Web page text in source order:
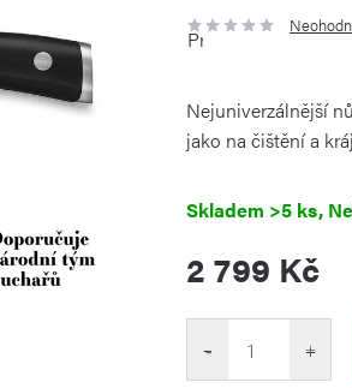
Průměrné
hodnocení
0,0
z
5
hvězdiček.
Nejuniverzálnější
jako na čištění a
Skladem >5 ks
2 799 Kč
Měrná
cena:
+
−